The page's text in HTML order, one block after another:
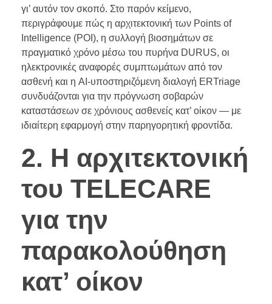
γι’ αυτόν τον σκοπό. Στο παρόν κείμενο,
περιγράφουμε πώς η αρχιτεκτονική των Points of
Intelligence (POI), η συλλογή βιοσημάτων σε
πραγματικό χρόνο μέσω του πυρήνα DURUS, οι
ηλεκτρονικές αναφορές συμπτωμάτων από τον
ασθενή και η AI-υποστηριζόμενη διαλογή ERTriage
συνδυάζονται για την πρόγνωση σοβαρών
καταστάσεων σε χρόνιους ασθενείς κατ’ οίκον — με
ιδιαίτερη εφαρμογή στην παρηγορητική φροντίδα.
2. Η αρχιτεκτονική
του TELECARE
για την
παρακολούθηση
κατ’ οίκον